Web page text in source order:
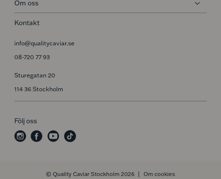
Om oss
Kontakt
info@qualitycaviar.se
08-720 77 93
Sturegatan 20
114 36 Stockholm
Följ oss
i
f
y
t
© Quality Caviar Stockholm 2026 Om cookies